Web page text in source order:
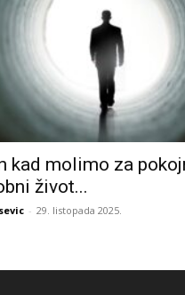
kad molimo za
život...
- 29. listopada 2025.